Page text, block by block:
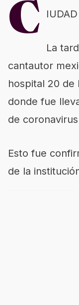
C
La
cantautor
hospital 20 de
donde fue
de coronavirus
Esto fue
de la